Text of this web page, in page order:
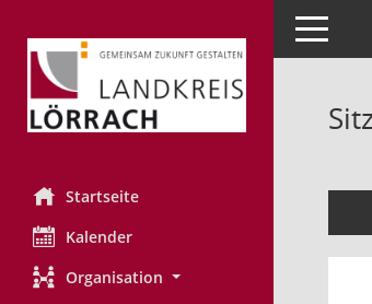
Startseite
Kalender
Organisation
Toggle